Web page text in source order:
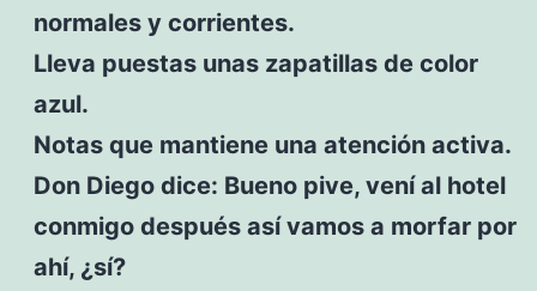
normales y corrientes.
Lleva puestas unas zapatillas de color
azul.
Notas que mantiene una atención activa.
Don Diego dice: Bueno pive, vení al hotel
conmigo después así vamos a morfar por
ahí, ¿sí?